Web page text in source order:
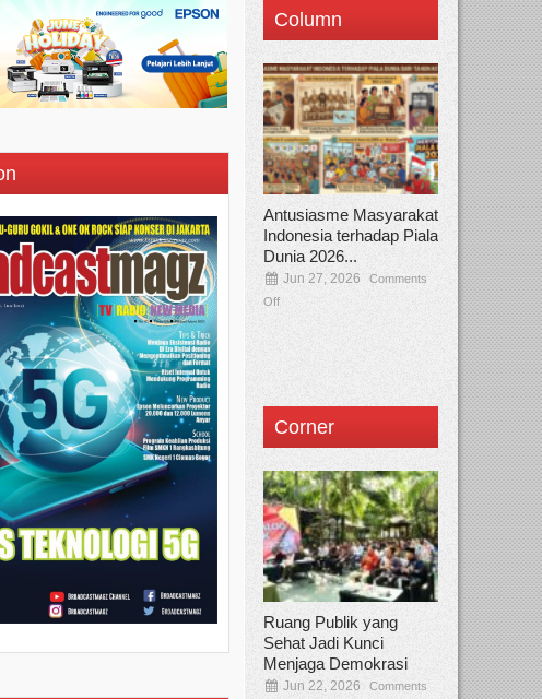
Column
Antusiasme Masyarakat
Indonesia terhadap Piala
Dunia 2026...
Jun 27, 2026
Comments
Off
Corner
Ruang Publik yang
Sehat Jadi Kunci
Menjaga Demokrasi
Jun 22, 2026
Comments